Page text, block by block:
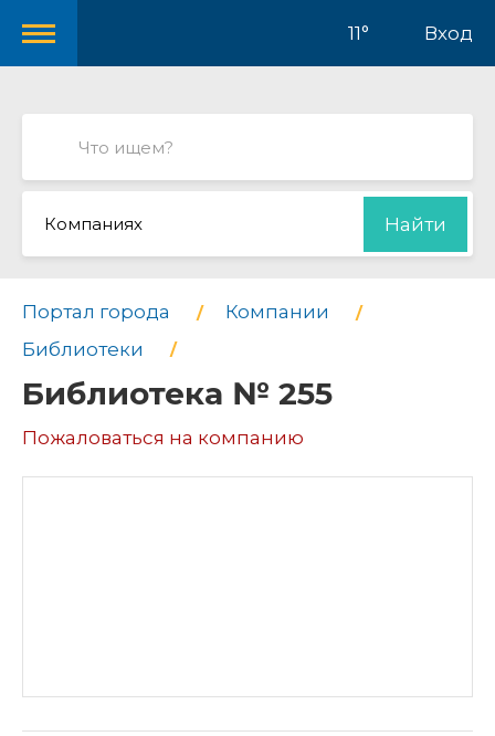
11° Вход
Компаниях Найти
Портал города
Компании
Библиотеки
Библиотека № 255
Пожаловаться на компанию